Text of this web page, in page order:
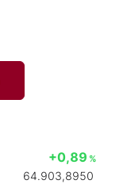
+0,89 %
64.903,8950